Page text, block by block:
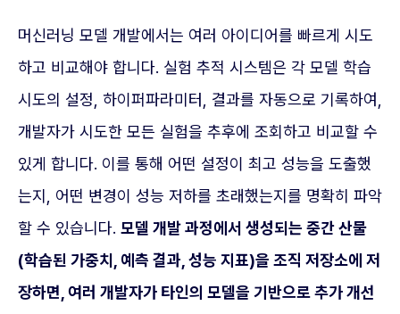
머신러닝 모델 개발에서는 여러 아이디어를 빠르게 시도
하고 비교해야 합니다. 실험 추적 시스템은 각 모델 학습
시도의 설정, 하이퍼파라미터, 결과를 자동으로 기록하여,
개발자가 시도한 모든 실험을 추후에 조회하고 비교할 수
있게 합니다. 이를 통해 어떤 설정이 최고 성능을 도출했
는지, 어떤 변경이 성능 저하를 초래했는지를 명확히 파악
할 수 있습니다. 모델 개발 과정에서 생성되는 중간 산물
(학습된 가중치, 예측 결과, 성능 지표)을 조직 저장소에 저
장하면, 여러 개발자가 타인의 모델을 기반으로 추가 개선